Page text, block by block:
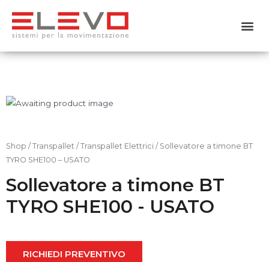
Home
Usato
Noleggio
Servizi
Shop / Transpallet / Transpallet Elettrici / Sollevatore a timone BT
TYRO SHE100 – USATO
Sollevatore a timone BT
TYRO SHE100 - USATO
RICHIEDI PREVENTIVO